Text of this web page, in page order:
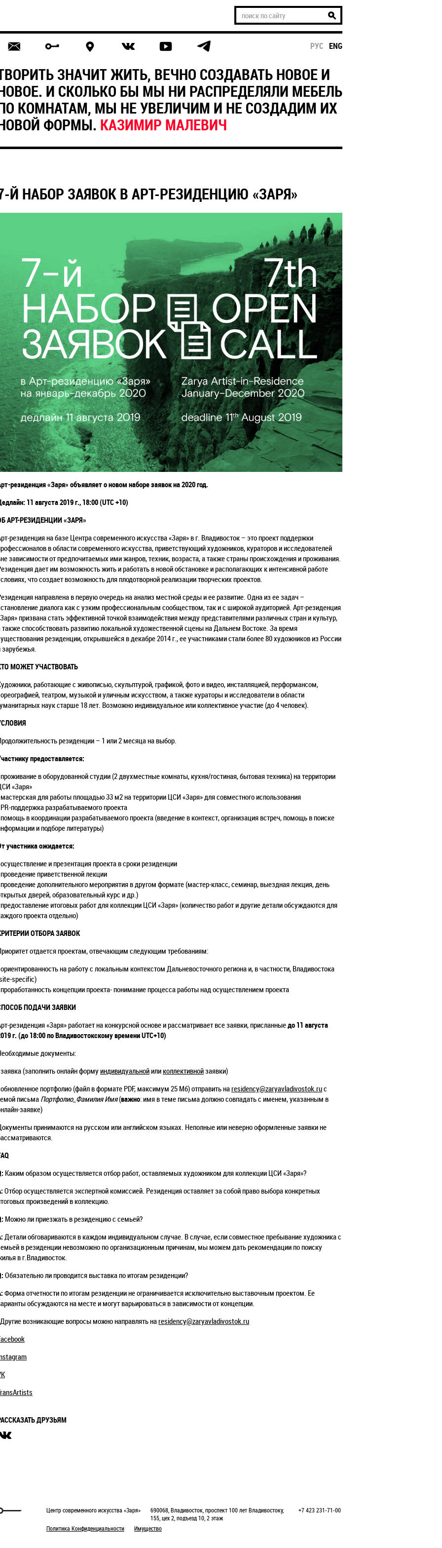
РУС ENG
ЗНАЧИТ ЖИТЬ, ВЕЧНО СОЗДАВАТЬ НОВОЕ И
И СКОЛЬКО БЫ МЫ НИ РАСПРЕДЕЛЯЛИ МЕБЕЛЬ
КОМНАТАМ, МЫ НЕ УВЕЛИЧИМ И НЕ СОЗДАДИМ ИХ
ФОРМЫ. КАЗИМИР МАЛЕВИЧ
Й НАБОР ЗАЯВОК В АРТ-РЕЗИДЕНЦИЮ «ЗАРЯ»
резиденция«Заря» объявляет о новом наборе заявок на 2020 год.
11 августа 2019 г., 18:00 (UTC +10)
АРТ-РЕЗИДЕНЦИИ«ЗАРЯ»
резиденция на базе Центра современного искусства «Заря» в г. Владивосток – это проект поддержки
в области современного искусства, приветствующий художников, кураторов и исследователей
зависимости от предпочитаемых ими жанров, техник, возраста, а также страны происхождения и проживания.
дает им возможность жить и работать в новой обстановке и располагающих к интенсивной работе
что создает возможность для плодотворной реализации творческих проектов.
направлена в первую очередь на анализ местной среды и ее развитие. Одна из ее задач –
диалога как с узким профессиональным сообществом, так и с широкой аудиторией. Арт-резиденция
призвана стать эффективной точкой взаимодействия между представителями различных стран и культур,
также способствовать развитию локальной художественной сцены на Дальнем Востоке. За время
резиденции, открывшейся в декабре 2014 г., ее участниками стали более 80 художников из России
зарубежья.
МОЖЕТ УЧАСТВОВАТЬ
работающие с живописью, скульптурой, графикой, фото и видео, инсталляцией, перформансом,
театром, музыкой и уличным искусством, а также кураторы и исследователи в области
наук старше 18 лет. Возможно индивидуальное или коллективное участие (до 4 человек).
резиденции – 1 или 2 месяца на выбор.
предоставляется:
в оборудованной студии (2 двухместные комнаты, кухня/гостиная, бытовая техника) на территории
«Заря»
для работы площадью 33 м2 на территории ЦСИ «Заря» для совместного использования
поддержка разрабатываемого проекта
в координации разрабатываемого проекта (введение в контекст, организация встреч, помощь в поиске
и подборе литературы)
участника ожидается:
и презентация проекта в сроки резиденции
приветственной лекции
дополнительного мероприятия в другом формате (мастер-класс, семинар, выездная лекция, день
дверей, образовательный курс и др.)
итоговых работ для коллекции ЦСИ «Заря» (количество работ и другие детали обсуждаются для
проекта отдельно)
ОТБОРА ЗАЯВОК
отдается проектам, отвечающим следующим требованиям:
на работу с локальным контекстом Дальневосточного региона и, в частности, Владивостока
specific)
концепции проекта- понимание процесса работы над осуществлением проекта
ПОДАЧИ ЗАЯВКИ
резиденция «Заря» работает на конкурсной основе и рассматривает все заявки, присланныедо 11 августа
г. (до 18:00 по Владивостокскому времени UTC+10)
документы:
(заполнить онлайнформуиндивидуальнойили коллективнойзаявки)
портфолио (файл в формате PDF, максимум 25 Мб) отправить наresidency@zaryavladivostok.ruс
письма Портфолио_Фамилия Имя(важно: имя в теме письма должно совпадать с именем, указанным в
заявке)
принимаются на русском или английском языках. Неполные или неверно оформленные заявки не
Каким образом осуществляется отбор работ, оставляемых художником для коллекции ЦСИ «Заря»?
Отбор осуществляется экспертной комиссией. Резиденция оставляет за собой право выбора конкретных
произведений в коллекцию.
Можно ли приезжать в резиденцию с семьей?
Детали обговариваются в каждом индивидуальном случае. В случае, если совместное пребывание художника с
в резиденции невозможно по организационным причинам, мы можем дать рекомендации по поиску
в г.Владивосток.
Обязательно ли проводится выставка по итогам резиденции?
Форма отчетности по итогам резиденции не ограничивается исключительно выставочным проектом. Ее
обсуждаются на месте и могут варьироваться в зависимости от концепции.
возникающие вопросы можно направлять наresidency@zaryavladivostok.ru
ДРУЗЬЯМ
Центр современного искусства «Заря»
690068, Владивосток, проспект 100 лет Владивостоку,
155, цех 2, подъезд 10, 2 этаж
+7 423 231-71-00
Политика Конфиденциальности Имущество